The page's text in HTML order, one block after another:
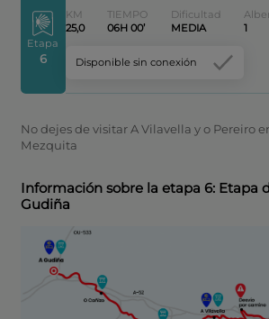
Etapa
6
KM
25,0
TIEMPO
06H 00’
Dificultad
MEDIA
1
Disponible sin conexión
No dejes de visitar A Vilavella y o Pereiro
Mezquita
Información sobre la etapa 6: Etapa
Gudiña